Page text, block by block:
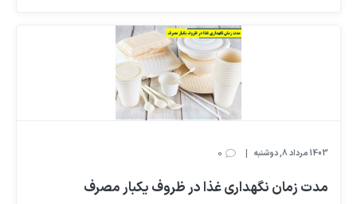
میکند. لذا جذف این ماده میتواند تأثیرات بسیار زیادی داشته باشد. به
طور کلی این مسئله میتواند هم جنبه مثبت و هم جنبه منفی فراوانی
داشته باشد. به همین جهت برای شروع ابتدا توضیحاتی درذ خصوص
جنبه مثبت آن خواهیم گفت.
1403 مرداد 8, دوشنبه |
0
مدت زمان نگهداری غذا در ظروف یکبار مصرف